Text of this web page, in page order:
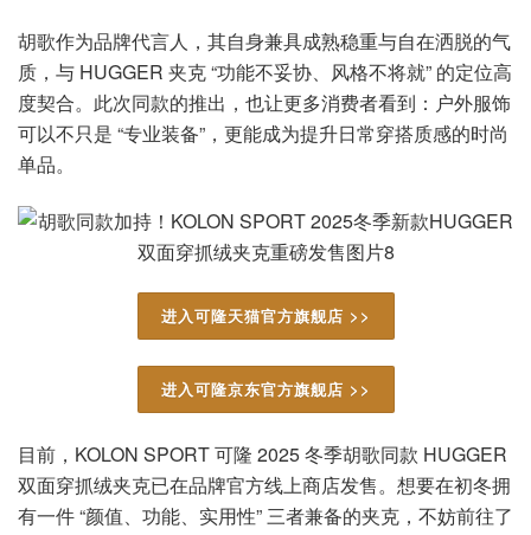
胡歌作为品牌代言人，其自身兼具成熟稳重与自在洒脱的气
质，与 HUGGER 夹克 “功能不妥协、风格不将就” 的定位高
度契合。此次同款的推出，也让更多消费者看到：户外服饰
可以不只是 “专业装备”，更能成为提升日常穿搭质感的时尚
单品。
进入可隆天猫官方旗舰店 >>
进入可隆京东官方旗舰店 >>
目前，KOLON SPORT 可隆 2025 冬季胡歌同款 HUGGER
双面穿抓绒夹克已在品牌官方线上商店发售。想要在初冬拥
有一件 “颜值、功能、实用性” 三者兼备的夹克，不妨前往了